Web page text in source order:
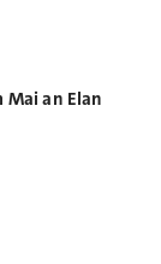
an Elan